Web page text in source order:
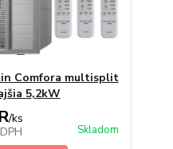
Comfora multisplit
5,2kW
/ks
Skladom